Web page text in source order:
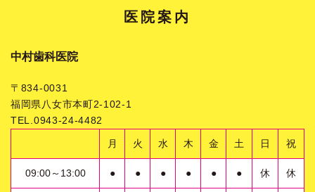
医院案内
中村歯科医院
〒834-0031
福岡県八女市本町2-102-1
TEL.0943-24-4482
月 火 水 木 金 土 日 祝
09:00～13:00 ● ● ● ● ● ● 休 休